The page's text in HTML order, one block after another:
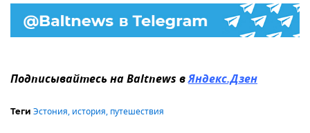
Подписывайтесь на Baltnews вЯндекс.Дзен
Теги Эстония, история, путешествия